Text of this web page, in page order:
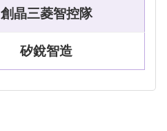
創晶三菱智控隊
矽銳智造